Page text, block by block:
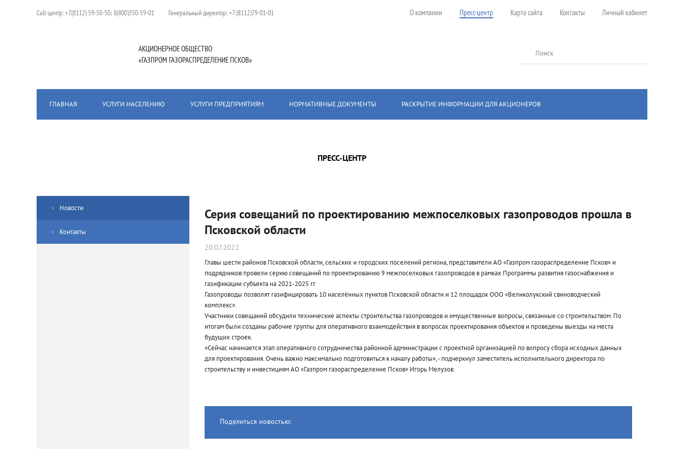
Сall-центр:+7(8112) 59-50-50; 8(800)350-59-01 Генеральный директор:+7 (8112)79-01-01 О компании Пресс-центр Карта сайта Контакты Личный кабинет
АКЦИОНЕРНОЕ ОБЩЕСТВО
«ГАЗПРОМ ГАЗОРАСПРЕДЕЛЕНИЕ ПСКОВ»
Поиск
ГЛАВНАЯ УСЛУГИ НАСЕЛЕНИЮ УСЛУГИ ПРЕДПРИЯТИЯМ НОРМАТИВНЫЕ ДОКУМЕНТЫ РАСКРЫТИЕ ИНФОРМАЦИИ ДЛЯ АКЦИОНЕРОВ
ПРЕСС-ЦЕНТР
Новости
Контакты
Серия совещаний по проектированию межпоселковых газопроводов прошла в
Псковской области
20.07.2022
Главы шести районов Псковской области, сельских и городских поселений региона, представители АО «Газпром газораспределение Псков» и
подрядчиков провели серию совещаний по проектированию 9 межпоселковых газопроводов в рамках Программы развития газоснабжения и
газификации субъекта на 2021-2025 гг.
Газопроводы позволят газифицировать 10 населённых пунктов Псковской области и 12 площадок ООО «Великолукский свиноводческий
комплекс».
Участники совещаний обсудили технические аспекты строительства газопроводов и имущественные вопросы, связанные со строительством. По
итогам были созданы рабочие группы для оперативного взаимодействия в вопросах проектирования объектов и проведены выезды на места
будущих строек.
«Сейчас начинается этап оперативного сотрудничества районной администрации с проектной организацией по вопросу сбора исходных данных
для проектирования. Очень важно максимально подготовиться к началу работы», - подчеркнул заместитель исполнительного директора по
строительству и инвестициям АО «Газпром газораспределение Псков» Игорь Мелузов.
Поделиться новостью: